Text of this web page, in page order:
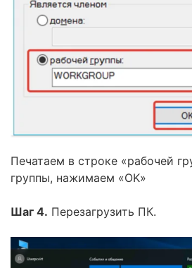
Печатаем в строке «рабочей
группы, нажимаем «OK»
Шаг 4. Перезагрузить ПК.